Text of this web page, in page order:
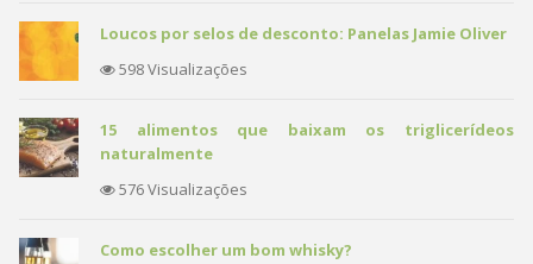
Loucos por selos de desconto: Panelas Jamie Oliver
598 Visualizações
15 alimentos que baixam os triglicerídeos
naturalmente
576 Visualizações
Como escolher um bom whisky?